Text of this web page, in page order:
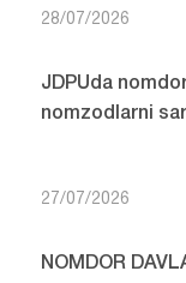
28/07/2026
JDPUda
nomzodlarni
27/07/2026
NOMDOR